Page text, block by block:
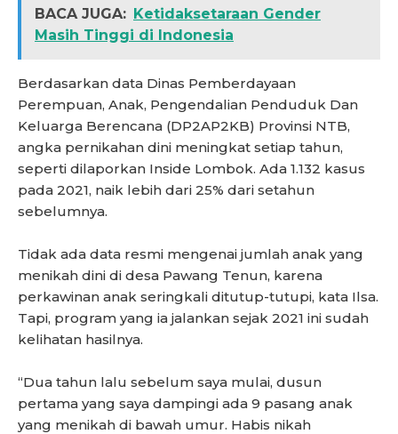
BACA JUGA: Ketidaksetaraan Gender
Masih Tinggi di Indonesia
Berdasarkan data Dinas Pemberdayaan
Perempuan, Anak, Pengendalian Penduduk Dan
Keluarga Berencana (DP2AP2KB) Provinsi NTB,
angka pernikahan dini meningkat setiap tahun,
seperti dilaporkan Inside Lombok. Ada 1.132 kasus
pada 2021, naik lebih dari 25% dari setahun
sebelumnya.
Tidak ada data resmi mengenai jumlah anak yang
menikah dini di desa Pawang Tenun, karena
perkawinan anak seringkali ditutup-tutupi, kata Ilsa.
Tapi, program yang ia jalankan sejak 2021 ini sudah
kelihatan hasilnya.
“Dua tahun lalu sebelum saya mulai, dusun
pertama yang saya dampingi ada 9 pasang anak
yang menikah di bawah umur. Habis nikah